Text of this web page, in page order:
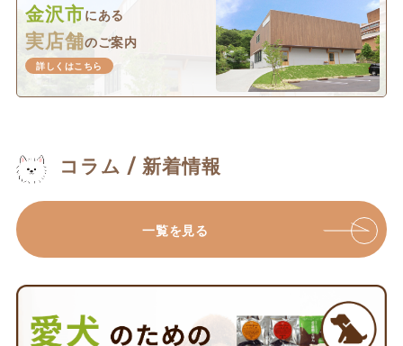
金沢市にある
実店舗のご案内
詳しくはこちら
コラム / 新着情報
一覧を見る